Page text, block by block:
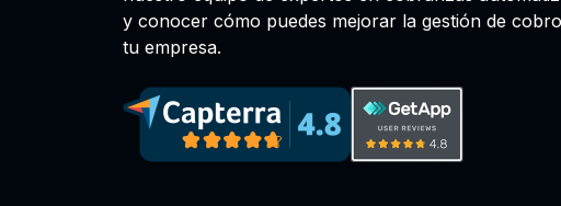
y conocer cómo puedes mejorar la gestión de
tu empresa.